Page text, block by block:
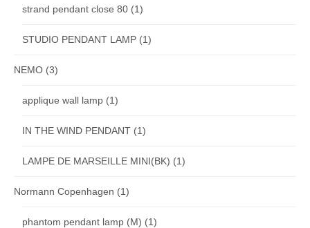
strand pendant close 80 (1)
STUDIO PENDANT LAMP (1)
NEMO (3)
applique wall lamp (1)
IN THE WIND PENDANT (1)
LAMPE DE MARSEILLE MINI(BK) (1)
Normann Copenhagen (1)
phantom pendant lamp (M) (1)